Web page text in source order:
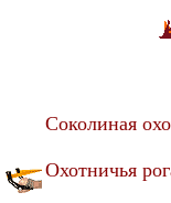
Соколиная
Охотничья